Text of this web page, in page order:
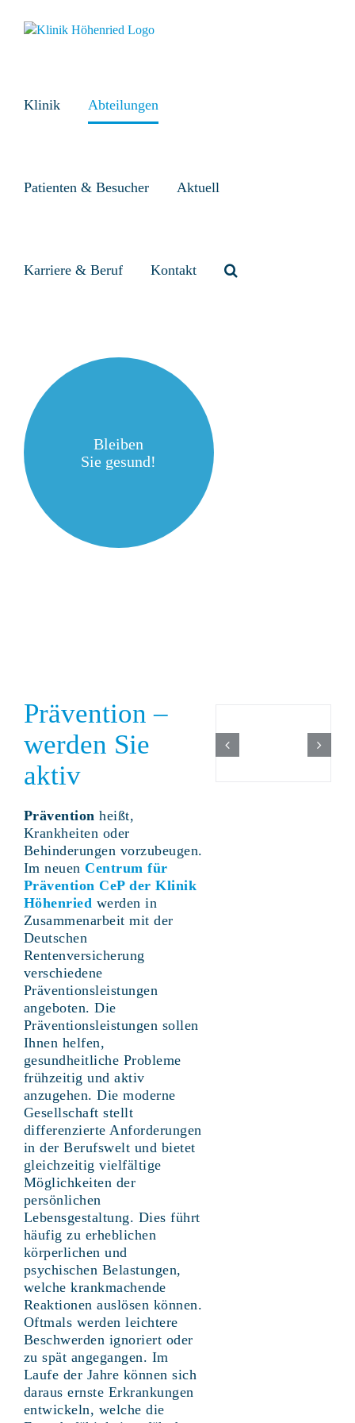
Inhalt
Klinik Abteilungen
Patienten & Besucher Aktuell
Karriere & Beruf Kontakt
Bleiben
Sie gesund!
Prävention –
werden Sie
aktiv
Prävention heißt,
Krankheiten oder
Behinderungen vorzubeugen.
Im neuenCentrum für
Prävention CeP der Klinik
Höhenried werden in
Zusammenarbeit mit der
Deutschen
Rentenversicherung
verschiedene
Präventionsleistungen
angeboten. Die
Präventionsleistungen sollen
Ihnen helfen,
gesundheitliche Probleme
frühzeitig und aktiv
anzugehen. Die moderne
Gesellschaft stellt
differenzierte Anforderungen
in der Berufswelt und bietet
gleichzeitig vielfältige
Möglichkeiten der
persönlichen
Lebensgestaltung. Dies führt
häufig zu erheblichen
körperlichen und
psychischen Belastungen,
welche krankmachende
Reaktionen auslösen können.
Oftmals werden leichtere
Beschwerden ignoriert oder
zu spät angegangen. Im
Laufe der Jahre können sich
daraus ernste Erkrankungen
entwickeln, welche die